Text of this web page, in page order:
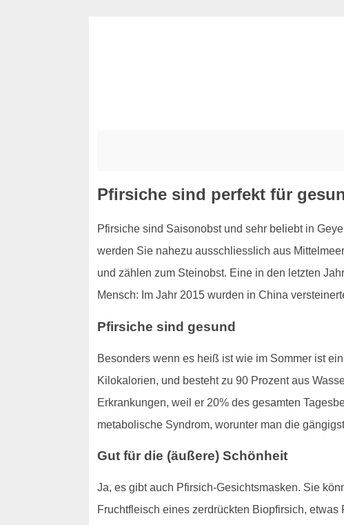
Pfirsiche sind perfekt für
Pfirsiche sind Saisonobst und sehr beliebt in
werden Sie nahezu ausschliesslich aus
und zählen zum Steinobst. Eine in den letzten
Mensch: Im Jahr 2015 wurden in China
Pfirsiche sind gesund
Besonders wenn es heiß ist wie im Sommer ist
Kilokalorien, und besteht zu 90 Prozent aus
Erkrankungen, weil er 20% des gesamten
metabolische Syndrom, worunter man die
Gut für die (äußere) Schönheit
Ja, es gibt auch Pfirsich-Gesichtsmasken. Sie
Fruchtfleisch eines zerdrückten Biopfirsich,